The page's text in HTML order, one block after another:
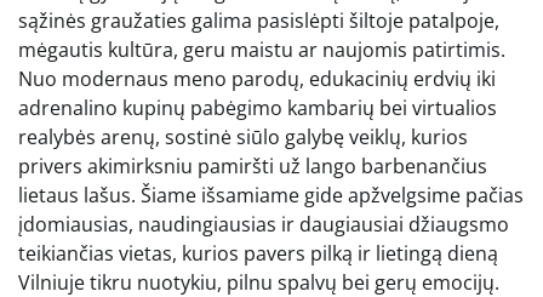
sąžinės graužaties galima pasislėpti šiltoje patalpoje,
mėgautis kultūra, geru maistu ar naujomis patirtimis.
Nuo modernaus meno parodų, edukacinių erdvių iki
adrenalino kupinų pabėgimo kambarių bei virtualios
realybės arenų, sostinė siūlo galybę veiklų, kurios
privers akimirksniu pamiršti už lango barbenančius
lietaus lašus. Šiame išsamiame gide apžvelgsime pačias
įdomiausias, naudingiausias ir daugiausiai džiaugsmo
teikiančias vietas, kurios pavers pilką ir lietingą dieną
Vilniuje tikru nuotykiu, pilnu spalvų bei gerų emocijų.